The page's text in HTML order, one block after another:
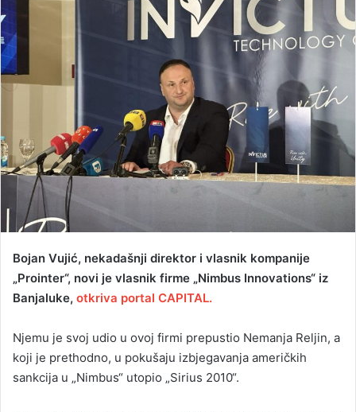
Bojan Vujić, nekadašnji direktor i vlasnik kompanije
„Prointer“, novi je vlasnik firme „Nimbus Innovations“ iz
Banjaluke, otkriva portal CAPITAL.
Njemu je svoj udio u ovoj firmi prepustio Nemanja Reljin, a
koji je prethodno, u pokušaju izbjegavanja američkih
sankcija u „Nimbus“ utopio „Sirius 2010“.